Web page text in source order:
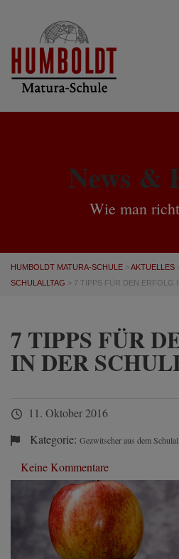
News &
Wie man
HUMBOLDT MATURA-SCHULE >AKTUELLES
SCHULALLTAG > 7 TIPPS FÜR DEN ERFOLG
7 TIPPS FÜR
IN DER
11. Oktober 2016
Kategorie: Gezwitscher aus dem
Keine Kommentare